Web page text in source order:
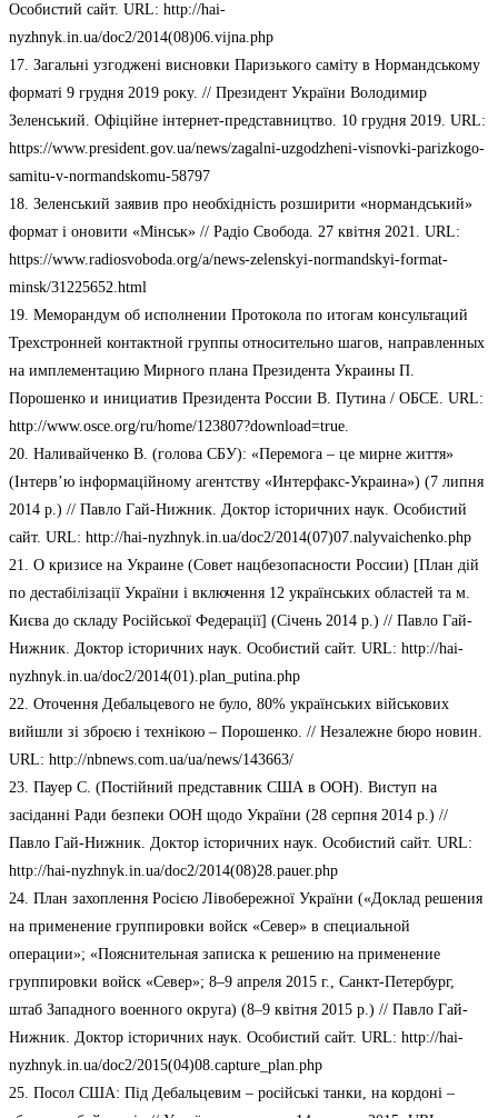
Особистий сайт. URL: http://hai-
nyzhnyk.in.ua/doc2/2014(08)06.vijna.php
17. Загальні узгоджені висновки Паризького саміту в Нормандському
форматі 9 грудня 2019 року. // Президент України Володимир
Зеленський. Офіційне інтернет-представництво. 10 грудня 2019. URL:
https://www.president.gov.ua/news/zagalni-uzgodzheni-visnovki-parizkogo-
samitu-v-normandskomu-58797
18. Зеленський заявив про необхідність розширити «нормандський»
формат і оновити «Мінськ» // Радіо Свобода. 27 квітня 2021. URL:
https://www.radiosvoboda.org/a/news-zelenskyi-normandskyi-format-
minsk/31225652.html
19. Меморандум об исполнении Протокола по итогам консультаций
Трехстронней контактной группы относительно шагов, направленных
на имплементацию Мирного плана Президента Украины П.
Порошенко и инициатив Президента России В. Путина / ОБСЕ. URL:
http://www.osce.org/ru/home/123807?download=true.
20. Наливайченко В. (голова СБУ): «Перемога – це мирне життя»
(Інтерв’ю інформаційному агентству «Интерфакс-Украина») (7 липня
2014 р.) // Павло Гай-Нижник. Доктор історичних наук. Особистий
сайт. URL: http://hai-nyzhnyk.in.ua/doc2/2014(07)07.nalyvaichenko.php
21. О кризисе на Украине (Совет нацбезопасности России) [План дій
по дестабілізації України і включення 12 українських областей та м.
Києва до складу Російської Федерації] (Січень 2014 р.) // Павло Гай-
Нижник. Доктор історичних наук. Особистий сайт. URL: http://hai-
nyzhnyk.in.ua/doc2/2014(01).plan_putina.php
22. Оточення Дебальцевого не було, 80% українських військових
вийшли зі зброєю і технікою – Порошенко. // Незалежне бюро новин.
URL: http://nbnews.com.ua/ua/news/143663/
23. Пауер С. (Постійний представник США в ООН). Виступ на
засіданні Ради безпеки ООН щодо України (28 серпня 2014 р.) //
Павло Гай-Нижник. Доктор історичних наук. Особистий сайт. URL:
http://hai-nyzhnyk.in.ua/doc2/2014(08)28.pauer.php
24. План захоплення Росією Лівобережної України («Доклад решения
на применение группировки войск «Север» в специальной
операции»; «Пояснительная записка к решению на применение
группировки войск «Север»; 8–9 апреля 2015 г., Санкт-Петербург,
штаб Западного военного округа) (8–9 квітня 2015 р.) // Павло Гай-
Нижник. Доктор історичних наук. Особистий сайт. URL: http://hai-
nyzhnyk.in.ua/doc2/2015(04)08.capture_plan.php
25. Посол США: Під Дебальцевим – російські танки, на кордоні –